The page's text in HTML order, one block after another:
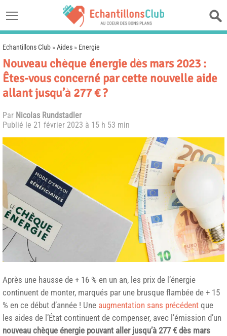
Echantillons Club »Aides » Energie
Nouveau chèque énergie dès mars 2023 :
Êtes-vous concerné par cette nouvelle aide
allant jusqu’à 277 € ?
Par Nicolas Rundstadler
Publié le 21 février 2023 à 15 h 53 min
Après une hausse de + 16 % en un an, les prix de l’énergie
continuent de monter, marqués par une brusque flambée de + 15
% en ce début d’année ! Une augmentation sans précédent que
les aides de l’État continuent de compenser, avec l’émission d’un
nouveau chèque énergie pouvant aller jusqu’à 277 € dès mars